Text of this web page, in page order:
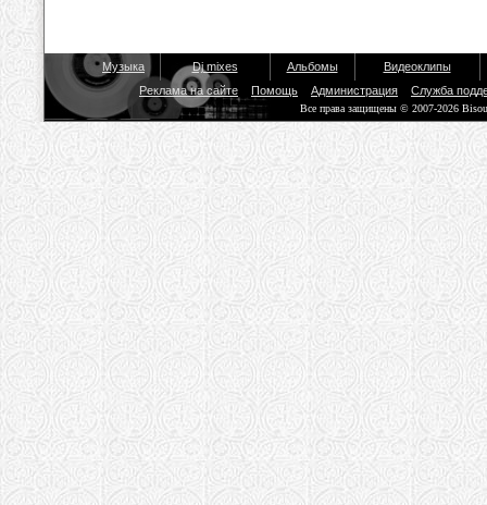
Музыка Dj mixes Альбомы
Видеоклипы
Реклама на сайте
Помощь Администрация Служба
Все права защищены © 2007-2026